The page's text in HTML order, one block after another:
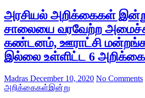
அரசியல் அறிக்கைகள்
சாலையை வரவேற்ற
கண்டனம், ஊராட்சி
இல்லை உள்ளிட்ட 6
Madras December 10, 2020 No Comments
அறிக்கைகள்இன்று